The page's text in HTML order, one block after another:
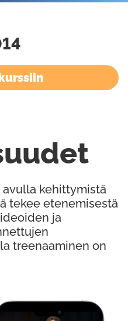
avulla kehittymistä
tekee etenemisestä
ja
treenaaminen on